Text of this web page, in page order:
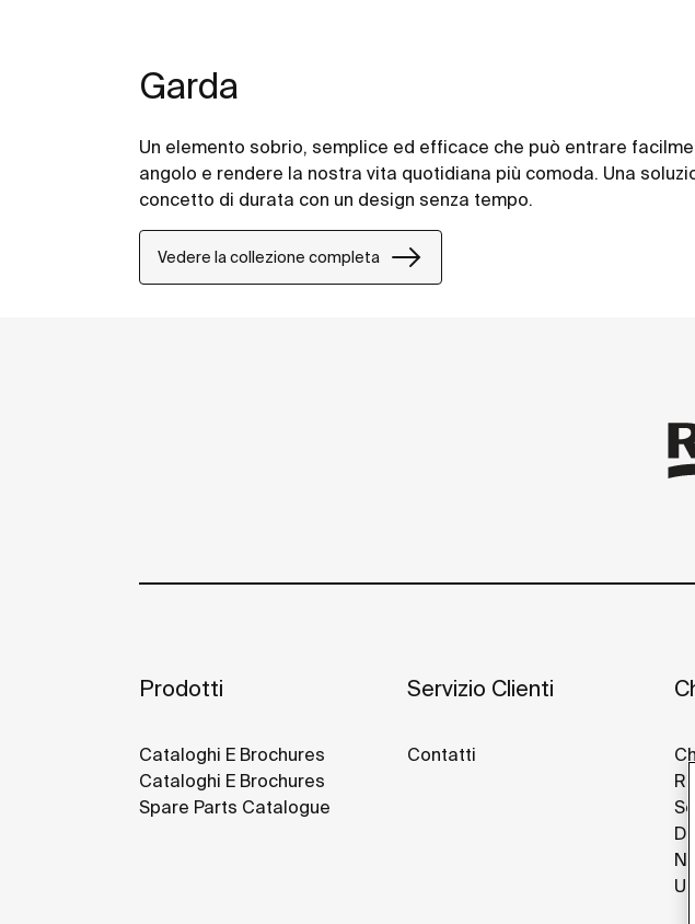
Garda
Un elemento sobrio, semplice ed efficace che può entrare
angolo e rendere la nostra vita quotidiana più comoda. Una
concetto di durata con un design senza tempo.
Vedere la collezione completa
Prodotti
Cataloghi E Brochures
Cataloghi E Brochures
Spare Parts Catalogue
Servizio Clienti
Contatti